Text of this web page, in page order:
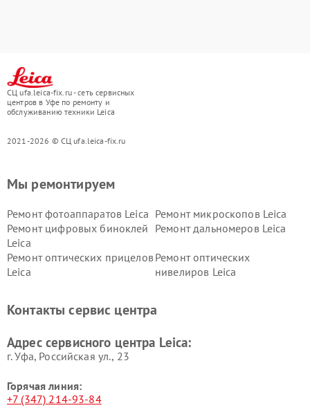
СЦ ufa.leica-fix.ru - сеть сервисных
центров в Уфе по ремонту и
обслуживанию техники Leica
2021-2026 © СЦ ufa.leica-fix.ru
Мы ремонтируем
Ремонт фотоаппаратов Leica Ремонт микроскопов Leica
Ремонт цифровых биноклей
Leica
Ремонт дальномеров Leica
Ремонт оптических прицелов
Leica
Ремонт оптических
нивелиров Leica
Контакты сервис центра
Адрес сервисного центра Leica:
г. Уфа, Российская ул., 23
Горячая линия:
+7 (347) 214-93-84